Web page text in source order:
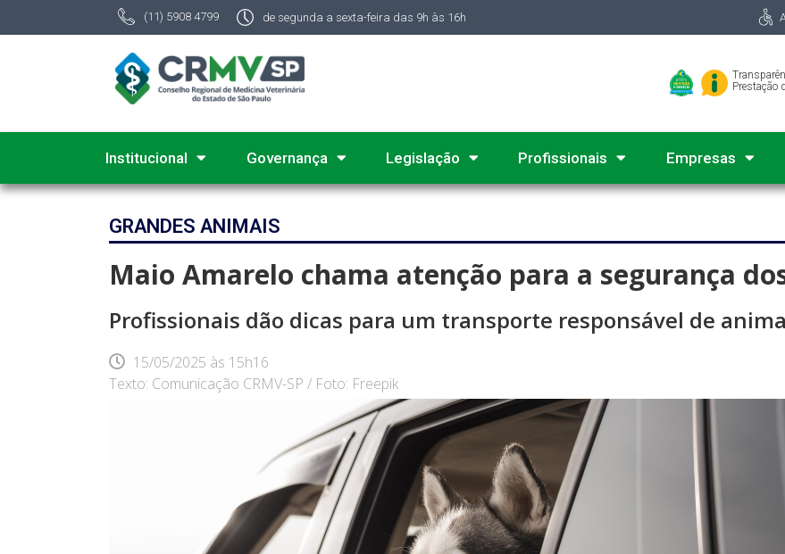
(11) 5908 4799 de segunda a sexta-feira das 9h às 16h
Prestação
Institucional Governança Legislação Profissionais Empresas
GRANDES ANIMAIS
Maio Amarelo chama atenção para a segurança
Profissionais dão dicas para um transporte responsável de
15/05/2025 às 15h16
Texto: Comunicação CRMV-SP / Foto: Freepik